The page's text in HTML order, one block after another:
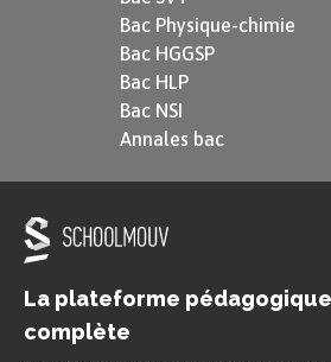
Sorti prendre l’air, Pierre
qu’il ressent depuis l’annonce
par son frère :« C’est donc de la
l’essence même de la jalousie,
qu’elle est ! Faut soigner cela ! »
frère, il s’efforce néanmoins de
l’assurer de son amour. Puis il
comprenne.
Pierre raconte la nouvelle à une
Bac Physique-chimie
Bac HGGSP
Bac HLP
Bac NSI
Annales bac
La plateforme
complète